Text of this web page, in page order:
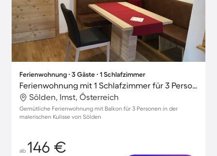
Ferienwohnung ∙ 3 Gäste ∙ 1 Schlafzimmer
Ferienwohnung mit 1 Schlafzimmer für 3 Personen
Sölden, Imst, Österreich
Gemütliche Ferienwohnung mit Balkon für 3 Personen in der
malerischen Kulisse von Sölden
ab 146 €